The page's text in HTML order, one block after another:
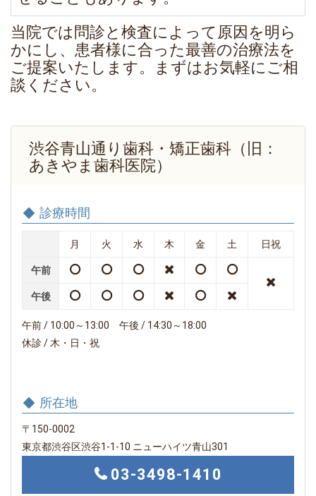
当院では問診と検査によって原因を明ら
かにし、患者様に合った最善の治療法を
ご提案いたします。まずはお気軽にご相
談ください。
渋谷青山通り歯科・矯正歯科（旧：
あきやま歯科医院）
診療時間
月 火 水 木 金 土 日祝
午前
午後
午前 / 10:00～13:00 午後 / 14:30～18:00
休診 / 木・日・祝
所在地
〒150-0002
東京都渋谷区渋谷1-1-10 ニューハイツ青山301
03-3498-1410